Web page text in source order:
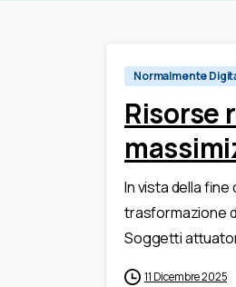
Normalmente
Risorse
In vista della fine
trasformazione
Soggetti
11 Dicembre 2025